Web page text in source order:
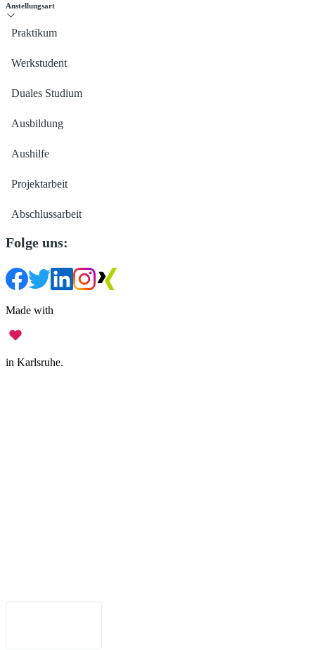
Anstellungsart
Praktikum
Werkstudent
Duales Studium
Ausbildung
Aushilfe
Projektarbeit
Abschlussarbeit
Folge uns:
Made with
in Karlsruhe.